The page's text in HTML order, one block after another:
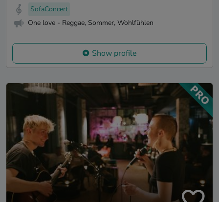
SofaConcert
One love - Reggae, Sommer, Wohlfühlen
Show profile